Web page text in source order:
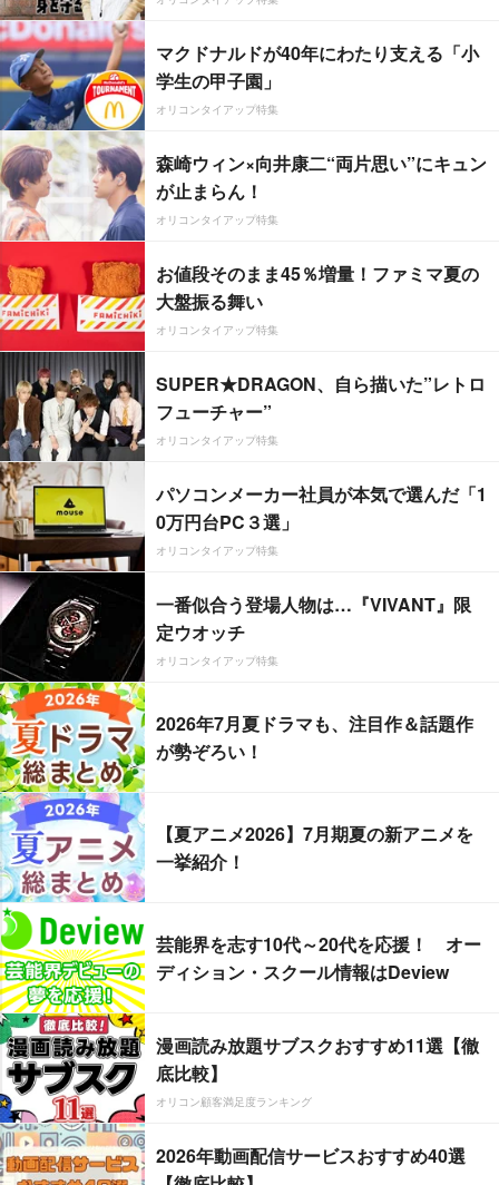
マクドナルドが40年にわたり支える「小
学生の甲子園」
オリコンタイアップ特集
森崎ウィン×向井康二“両片思い”にキュン
が止まらん！
オリコンタイアップ特集
お値段そのまま45％増量！ファミマ夏の
大盤振る舞い
オリコンタイアップ特集
SUPER★DRAGON、自ら描いた”レトロ
フューチャー”
オリコンタイアップ特集
パソコンメーカー社員が本気で選んだ「1
0万円台PC３選」
オリコンタイアップ特集
一番似合う登場人物は…『VIVANT』限
定ウオッチ
オリコンタイアップ特集
2026年7月夏ドラマも、注目作＆話題作
が勢ぞろい！
【夏アニメ2026】7月期夏の新アニメを
一挙紹介！
芸能界を志す10代～20代を応援！ オー
ディション・スクール情報はDeview
漫画読み放題サブスクおすすめ11選【徹
底比較】
オリコン顧客満足度ランキング
2026年動画配信サービスおすすめ40選